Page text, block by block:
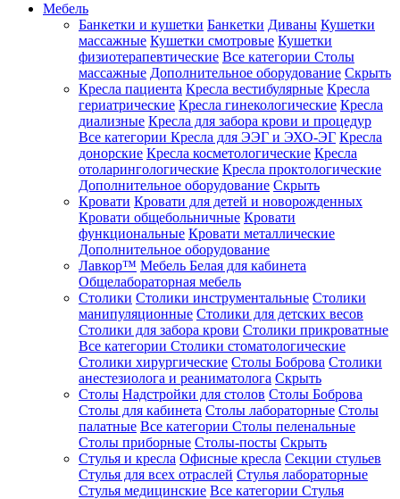
Мебель
Банкетки и кушетки Банкетки Диваны Кушетки
массажные Кушетки смотровые Кушетки
физиотерапевтические Все категории Столы
массажные Дополнительное оборудование Скрыть
Кресла пациента Кресла вестибулярные Кресла
гериатрические Кресла гинекологические Кресла
диализные Кресла для забора крови и процедур
Все категории Кресла для ЭЭГ и ЭХО-ЭГ Кресла
донорские Кресла косметологические Кресла
отоларингологические Кресла проктологические
Дополнительное оборудование Скрыть
Кровати Кровати для детей и новорожденных
Кровати общебольничные Кровати
функциональные Кровати металлические
Дополнительное оборудование
Лавкор™ Мебель Белая для кабинета
Общелабораторная мебель
Столики Столики инструментальные Столики
манипуляционные Столики для детских весов
Столики для забора крови Столики прикроватные
Все категории Столики стоматологические
Столики хирургические Столы Боброва Столики
анестезиолога и реаниматолога Скрыть
Столы Надстройки для столов Столы Боброва
Столы для кабинета Столы лабораторные Столы
палатные Все категории Столы пеленальные
Столы приборные Столы-посты Скрыть
Стулья и кресла Офисные кресла Секции стульев
Стулья для всех отраслей Стулья лабораторные
Стулья медицинские Все категории Стулья